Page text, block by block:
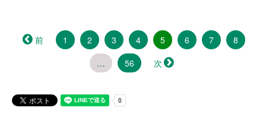
前 1 2 3 4 5（こ
の
ペ
6 7
8
…
56 次